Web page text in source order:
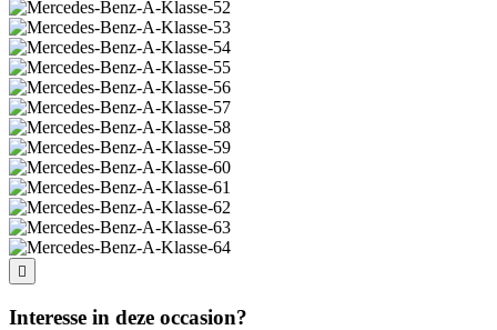
Interesse in deze occasion?